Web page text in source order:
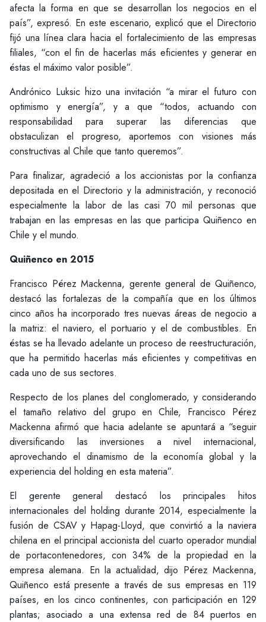
afecta la forma en que se desarrollan los negocios en el
país”, expresó. En este escenario, explicó que el Directorio
fijó una línea clara hacia el fortalecimiento de las empresas
filiales, “con el fin de hacerlas más eficientes y generar en
éstas el máximo valor posible”.
Andrónico Luksic hizo una invitación “a mirar el futuro con
optimismo y energía”, y a que “todos, actuando con
responsabilidad para superar las diferencias que
obstaculizan el progreso, aportemos con visiones más
constructivas al Chile que tanto queremos”.
Para finalizar, agradeció a los accionistas por la confianza
depositada en el Directorio y la administración, y reconoció
especialmente la labor de las casi 70 mil personas que
trabajan en las empresas en las que participa Quiñenco en
Chile y el mundo.
Quiñenco en 2015
Francisco Pérez Mackenna, gerente general de Quiñenco,
destacó las fortalezas de la compañía que en los últimos
cinco años ha incorporado tres nuevas áreas de negocio a
la matriz: el naviero, el portuario y el de combustibles. En
éstas se ha llevado adelante un proceso de reestructuración,
que ha permitido hacerlas más eficientes y competitivas en
cada uno de sus sectores.
Respecto de los planes del conglomerado, y considerando
el tamaño relativo del grupo en Chile, Francisco Pérez
Mackenna afirmó que hacia adelante se apuntará a “seguir
diversificando las inversiones a nivel internacional,
aprovechando el dinamismo de la economía global y la
experiencia del holding en esta materia”.
El gerente general destacó los principales hitos
internacionales del holding durante 2014, especialmente la
fusión de CSAV y Hapag-Lloyd, que convirtió a la naviera
chilena en el principal accionista del cuarto operador mundial
de portacontenedores, con 34% de la propiedad en la
empresa alemana. En la actualidad, dijo Pérez Mackenna,
Quiñenco está presente a través de sus empresas en 119
países, en los cinco continentes, con participación en 129
plantas; asociado a una extensa red de 84 puertos en